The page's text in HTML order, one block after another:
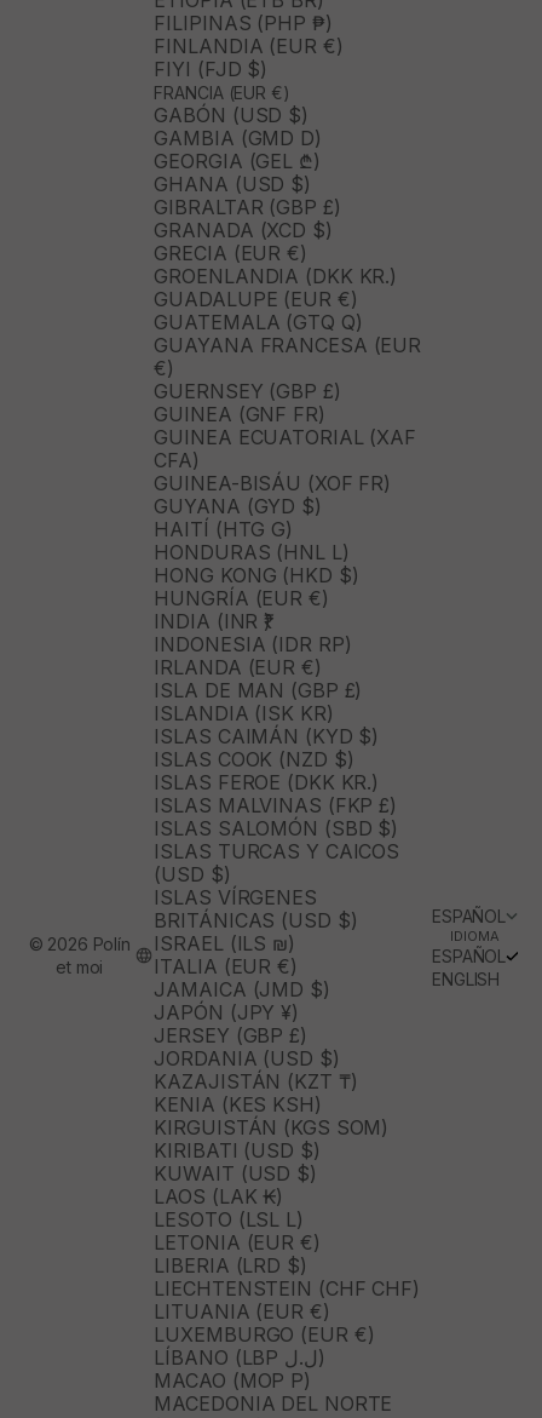
FILIPINAS (PHP ₱)
FINLANDIA (EUR €)
FIYI (FJD $)
FRANCIA (EUR €)
GABÓN (USD $)
GAMBIA (GMD D)
GEORGIA (GEL ₾)
GHANA (USD $)
GIBRALTAR (GBP £)
GRANADA (XCD $)
GRECIA (EUR €)
GROENLANDIA (DKK KR.)
GUADALUPE (EUR €)
GUATEMALA (GTQ Q)
GUAYANA FRANCESA (EUR
€)
GUERNSEY (GBP £)
GUINEA (GNF FR)
GUINEA ECUATORIAL (XAF
CFA)
GUINEA-BISÁU (XOF FR)
GUYANA (GYD $)
HAITÍ (HTG G)
HONDURAS (HNL L)
HONG KONG (HKD $)
HUNGRÍA (EUR €)
INDIA (INR ₹)
INDONESIA (IDR RP)
IRLANDA (EUR €)
ISLA DE MAN (GBP £)
ISLANDIA (ISK KR)
ISLAS CAIMÁN (KYD $)
ISLAS COOK (NZD $)
ISLAS FEROE (DKK KR.)
ISLAS MALVINAS (FKP £)
ISLAS SALOMÓN (SBD $)
ISLAS TURCAS Y CAICOS
(USD $)
ISLAS VÍRGENES
BRITÁNICAS (USD $)
ISRAEL (ILS ₪)
ITALIA (EUR €)
JAMAICA (JMD $)
JAPÓN (JPY ¥)
JERSEY (GBP £)
JORDANIA (USD $)
KAZAJISTÁN (KZT ₸)
KENIA (KES KSH)
KIRGUISTÁN (KGS SOM)
KIRIBATI (USD $)
KUWAIT (USD $)
LAOS (LAK ₭)
LESOTO (LSL L)
LETONIA (EUR €)
LIBERIA (LRD $)
LIECHTENSTEIN (CHF CHF)
LITUANIA (EUR €)
LUXEMBURGO (EUR €)
LÍBANO (LBP ل.ل)
MACAO (MOP P)
MACEDONIA DEL NORTE
ESPAÑOL
IDIOMA
ESPAÑOL
ENGLISH
© 2026 Polín
et moi